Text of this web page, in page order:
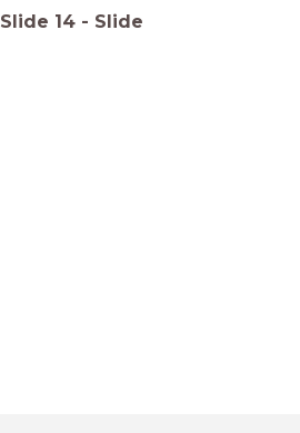
Slide 14 - Slide